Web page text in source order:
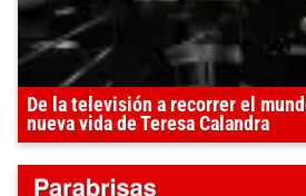
De la televisión a recorrer el
nueva vida de Teresa Calandra